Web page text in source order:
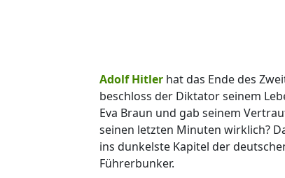
Adolf Hitler hat das Ende des
beschloss der Diktator seinem
Eva Braun und gab seinem
seinen letzten Minuten wirklich?
ins dunkelste Kapitel der
Führerbunker.